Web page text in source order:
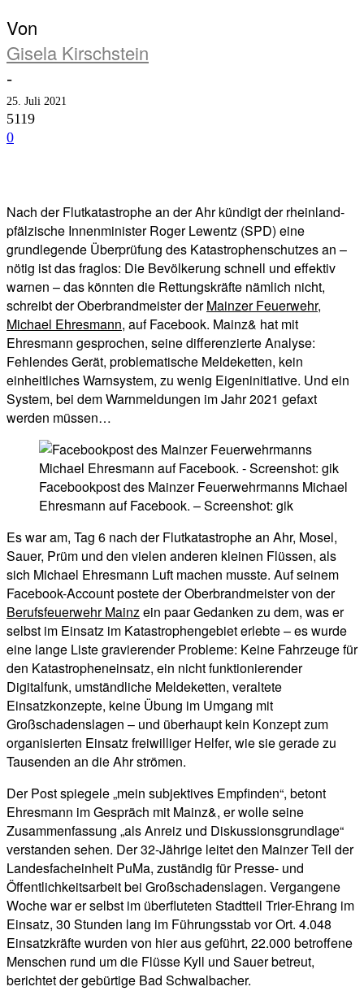
Von
Gisela Kirschstein
-
25. Juli 2021
5119
0
Nach der Flutkatastrophe an der Ahr kündigt der rheinland-
pfälzische Innenminister Roger Lewentz (SPD) eine
grundlegende Überprüfung des Katastrophenschutzes an –
nötig ist das fraglos: Die Bevölkerung schnell und effektiv
warnen – das könnten die Rettungskräfte nämlich nicht,
schreibt der Oberbrandmeister derMainzer Feuerwehr,
Michael Ehresmann, auf Facebook. Mainz& hat mit
Ehresmann gesprochen, seine differenzierte Analyse:
Fehlendes Gerät, problematische Meldeketten, kein
einheitliches Warnsystem, zu wenig Eigeninitiative. Und ein
System, bei dem Warnmeldungen im Jahr 2021 gefaxt
werden müssen…
Facebookpost des Mainzer Feuerwehrmanns Michael
Ehresmann auf Facebook. – Screenshot: gik
Es war am, Tag 6 nach der Flutkatastrophe an Ahr, Mosel,
Sauer, Prüm und den vielen anderen kleinen Flüssen, als
sich Michael Ehresmann Luft machen musste. Auf seinem
Facebook-Account postete der Oberbrandmeister von der
Berufsfeuerwehr Mainzein paar Gedanken zu dem, was er
selbst im Einsatz im Katastrophengebiet erlebte – es wurde
eine lange Liste gravierender Probleme: Keine Fahrzeuge für
den Katastropheneinsatz, ein nicht funktionierender
Digitalfunk, umständliche Meldeketten, veraltete
Einsatzkonzepte, keine Übung im Umgang mit
Großschadenslagen – und überhaupt kein Konzept zum
organisierten Einsatz freiwilliger Helfer, wie sie gerade zu
Tausenden an die Ahr strömen.
Der Post spiegele „mein subjektives Empfinden“, betont
Ehresmann im Gespräch mit Mainz&, er wolle seine
Zusammenfassung „als Anreiz und Diskussionsgrundlage“
verstanden sehen. Der 32-Jährige leitet den Mainzer Teil der
Landesfacheinheit PuMa, zuständig für Presse- und
Öffentlichkeitsarbeit bei Großschadenslagen. Vergangene
Woche war er selbst im überfluteten Stadtteil Trier-Ehrang im
Einsatz, 30 Stunden lang im Führungsstab vor Ort. 4.048
Einsatzkräfte wurden von hier aus geführt, 22.000 betroffene
Menschen rund um die Flüsse Kyll und Sauer betreut,
berichtet der gebürtige Bad Schwalbacher.